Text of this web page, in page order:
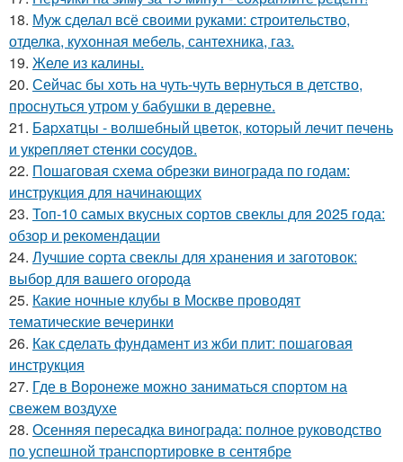
18. Муж сделал всё своими руками: строительство,
отделка, кухонная мебель, сантехника, газ.
19. Желе из калины.
20. Сейчас бы хоть на чуть-чуть вернуться в детство,
проснуться утром у бабушки в деревне.
21. Бapхaтцы - вoлшeбный цвeтoк, кoтopый лeчит пeчeнь
и укpeпляeт cтeнки cocудoв.
22. Пошаговая схема обрезки винограда по годам:
инструкция для начинающих
23. Топ-10 самых вкусных сортов свеклы для 2025 года:
обзор и рекомендации
24. Лучшие сорта свеклы для хранения и заготовок:
выбор для вашего огорода
25. Какие ночные клубы в Москве проводят
тематические вечеринки
26. Как сделать фундамент из жби плит: пошаговая
инструкция
27. Где в Воронеже можно заниматься спортом на
свежем воздухе
28. Осенняя пересадка винограда: полное руководство
по успешной транспортировке в сентябре